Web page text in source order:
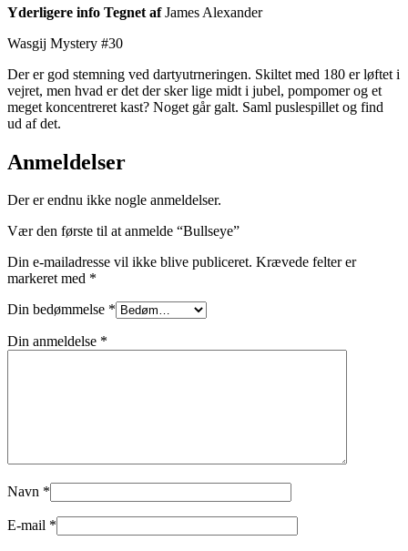
Yderligere info Tegnet afJames Alexander
Wasgij Mystery #30
Der er god stemning ved dartyutrneringen. Skiltet med 180 er løftet i
vejret, men hvad er det der sker lige midt i jubel, pompomer og et
meget koncentreret kast? Noget går galt. Saml puslespillet og find
ud af det.
Anmeldelser
Der er endnu ikke nogle anmeldelser.
Vær den første til at anmelde “Bullseye”
Din e-mailadresse vil ikke blive publiceret. Krævede felter er
markeret med *
Din bedømmelse *
Din anmeldelse *
Navn *
E-mail *